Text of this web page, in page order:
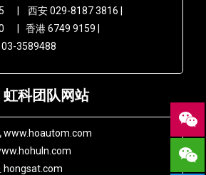
| 西安 029-8187 3816 |
| 香港 6749 9159 |
3589488
虹科团队网站
www.hoautom.com
hongsat.com